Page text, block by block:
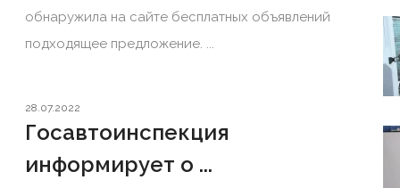
обнаружила на сайте бесплатных объявлений
подходящее предложение. ...
28.07.2022
Госавтоинспекция
информирует о ...